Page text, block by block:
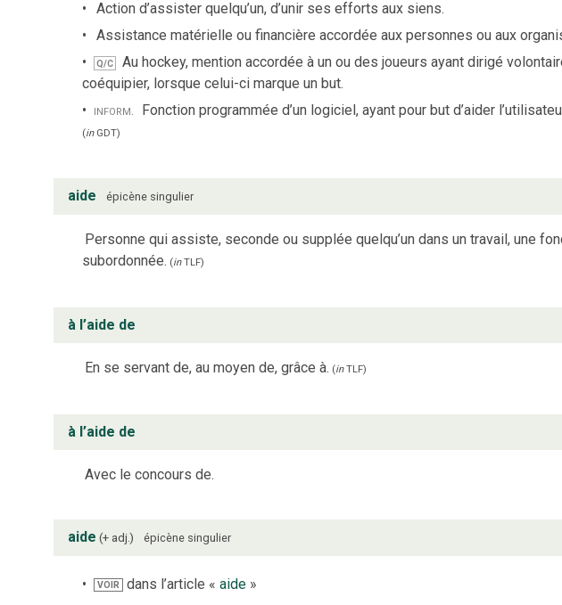
Action d’assister quelqu’un, d’unir ses efforts aux siens.
Assistance matérielle ou financière accordée aux personnes ou aux
Q/C
Au hockey, mention accordée à un ou des joueurs ayant dirigé
coéquipier, lorsque celui-ci marque un but.
inform. Fonction programmée d’un logiciel, ayant pour but d’aider
(inGDT)
aide épicène singulier
Personne qui assiste, seconde ou supplée quelqu’un dans un travail, une
subordonnée. (inTLF)
à l’aide de
En se servant de, au moyen de, grâce à. (inTLF)
à l’aide de
Avec le concours de.
aide + adj. épicène singulier
VOIR dans l’article «aide »